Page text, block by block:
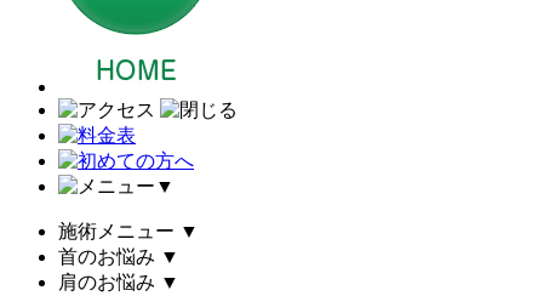
▼
施術メニュー ▼
首のお悩み ▼
肩のお悩み ▼